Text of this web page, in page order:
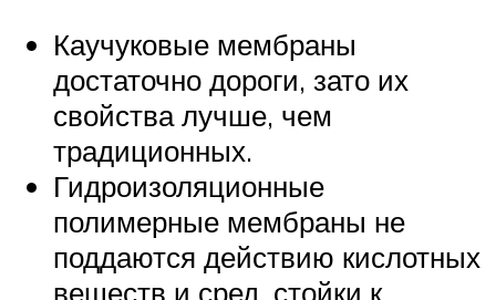
Каучуковые мембраны
достаточно дороги, зато их
свойства лучше, чем
традиционных.
Гидроизоляционные
полимерные мембраны не
поддаются действию кислотных
веществ и сред, стойки к